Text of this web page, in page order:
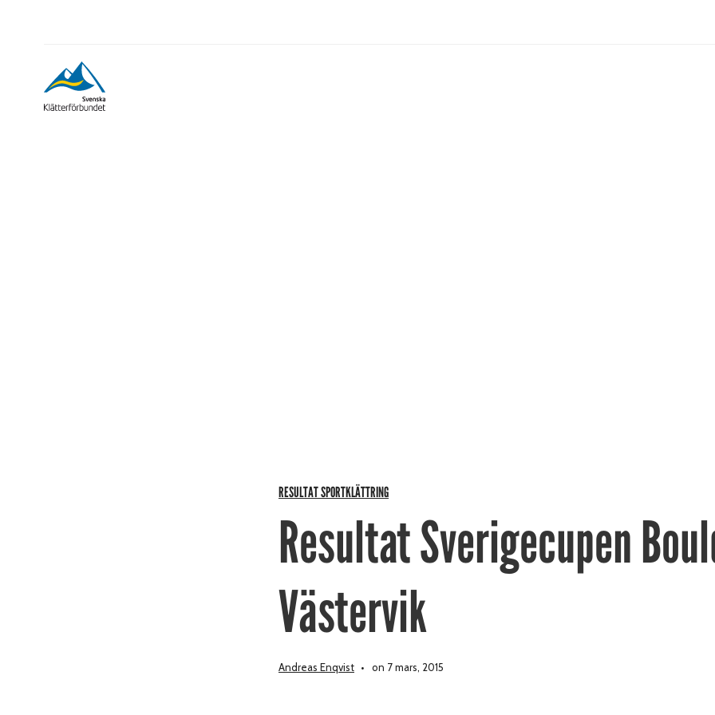
RESULTAT SPORTKLÄTTRING
Resultat Sverigecupen
Västervik
Andreas Enqvist on 7 mars, 2015